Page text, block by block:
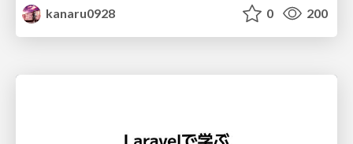
kanaru0928
0 200